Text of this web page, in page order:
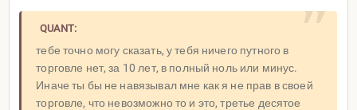
QUANT:
тебе точно могу сказать, у тебя ничего путного в
торговле нет, за 10 лет, в полный ноль или минус.
Иначе ты бы не навязывал мне как я не прав в своей
торговле, что невозможно то и это, третье десятое